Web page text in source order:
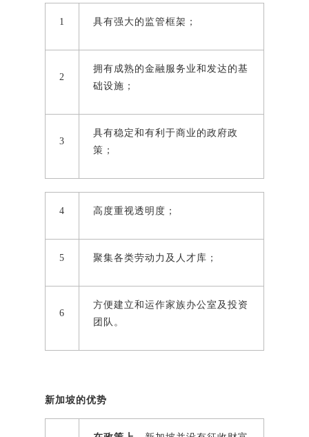
1 具有强大的监管框架；
2
拥有成熟的金融服务业和发达的基
础设施；
3
具有稳定和有利于商业的政府政
策；
4 高度重视透明度；
5 聚集各类劳动力及人才库；
6
方便建立和运作家族办公室及投资
团队。
新加坡的优势